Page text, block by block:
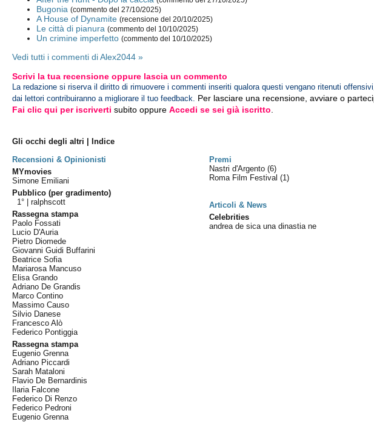
Bugonia (commento del 27/10/2025)
A House of Dynamite (recensione del 20/10/2025)
Le città di pianura (commento del 10/10/2025)
Un crimine imperfetto (commento del 10/10/2025)
Vedi tutti i commenti di Alex2044 »
Scrivi la tua recensione oppure lascia un commento
La redazione si riserva il diritto di rimuovere i commenti inseriti qualora questi vengano ritenuti
dai lettori contribuiranno a migliorare il tuo feedback. Per lasciare una recensione, avviare o
Fai clic qui per iscriverti subito oppureAccedi se sei già iscritto
Gli occhi degli altri | Indice
Recensioni & Opinionisti
Premi
MYmovies
Simone Emiliani
Pubblico (per gradimento)
1° |ralphscott
Rassegna stampa
Paolo Fossati
Lucio D'Auria
Pietro Diomede
Giovanni Guidi Buffarini
Beatrice Sofia
Mariarosa Mancuso
Elisa Grando
Adriano De Grandis
Marco Contino
Massimo Causo
Silvio Danese
Francesco Alò
Federico Pontiggia
Rassegna stampa
Eugenio Grenna
Adriano Piccardi
Sarah Mataloni
Flavio De Bernardinis
Ilaria Falcone
Federico Di Renzo
Federico Pedroni
Eugenio Grenna
Nastri d'Argento(6)
Roma Film Festival(1)
Articoli & News
Celebrities
andrea de sica una dinastia ne